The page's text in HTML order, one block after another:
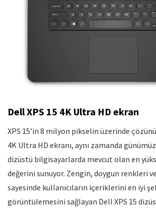
Dell XPS 15 4K Ultra HD ekran
XPS 15’in 8 milyon pikselin üzerinde
4K Ultra HD ekranı, aynı zamanda
dizüstü bilgisayarlarda mevcut olan en
değerini sunuyor. Zengin, doygun renkleri ve
sayesinde kullanıcıların içeriklerini en iyi
görüntülemesini sağlayan Dell XPS 15